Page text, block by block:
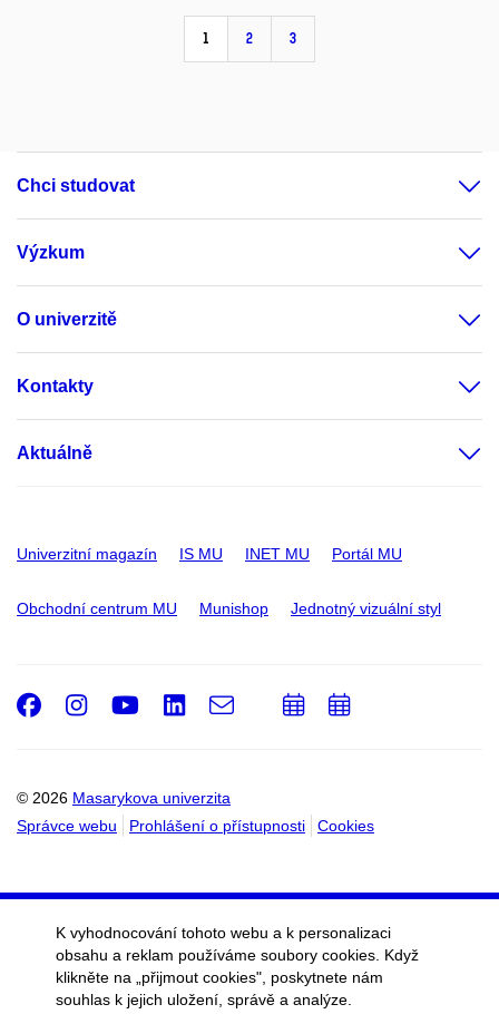
1 2 3
Chci studovat
Výzkum
O univerzitě
Kontakty
Aktuálně
Univerzitní magazín IS MU INET MU Portál MU
Obchodní centrum MU Munishop Jednotný vizuální styl
© 2026 Masarykova univerzita
Správce webu
Prohlášení o přístupnosti Cookies
Facebook
Instagram
Youtube
LinkedIn
e-
PřidatPřidat
K vyhodnocování tohoto webu a k personalizaci
obsahu a reklam používáme soubory cookies. Když
klikněte na „přijmout cookies", poskytnete nám
souhlas k jejich uložení, správě a analýze.